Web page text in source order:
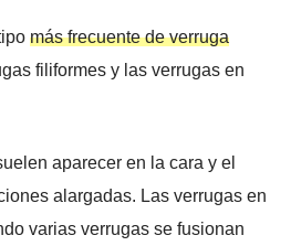
más frecuente de verruga
filiformes y las verrugas en
aparecer en la cara y el
alargadas. Las verrugas en
varias verrugas se fusionan